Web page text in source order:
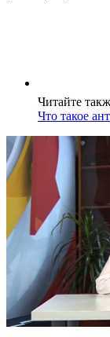
Читайте
Что такое